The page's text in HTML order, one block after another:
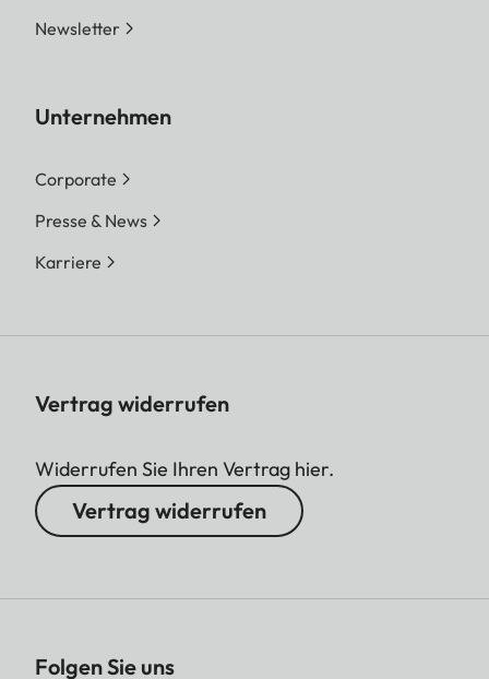
Newsletter
Unternehmen
Corporate
Presse & News
Karriere
Vertrag widerrufen
Widerrufen Sie Ihren Vertrag hier.
Vertrag widerrufen
Folgen Sie uns